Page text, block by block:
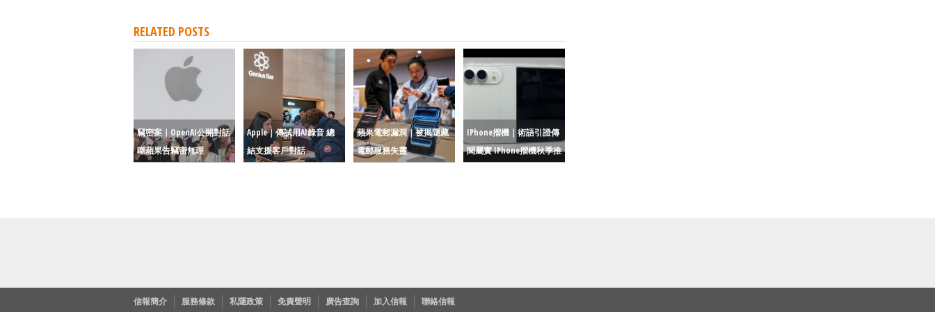
RELATED POSTS
竊密案｜OpenAI公開對話
嘲蘋果告竊密無理
Apple｜傳試用AI錄音 總
結支援客戶對話
蘋果電郵漏洞｜被揭隱藏
電郵服務失靈
IPhone摺機｜術語引證傳
聞屬實 IPhone摺機秋季推
信報簡介 服務條款 私隱政策 免責聲明 廣告查詢 加入信報 聯絡信報